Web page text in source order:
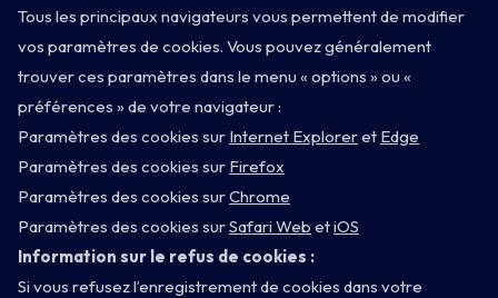
Tous les principaux navigateurs vous permettent de modifier
vos paramètres de cookies. Vous pouvez généralement
trouver ces paramètres dans le menu « options » ou «
préférences » de votre navigateur :
Paramètres des cookies sur Internet Exploreret Edge
Paramètres des cookies sur Firefox
Paramètres des cookies surChrome
Paramètres des cookies surSafari Web etiOS
Information sur le refus de cookies :
Si vous refusez l’enregistrement de cookies dans votre